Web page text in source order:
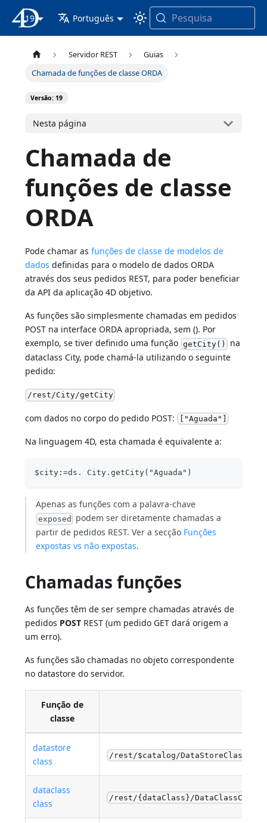
Documentação 4D
19 Português Pesquisa
Servidor REST
Guias
Chamada de funções de classe ORDA
Versão: 19
Nesta página
Chamada de
funções de classe
ORDA
Pode chamar asfunções de classe de modelos de
dados definidas para o modelo de dados ORDA
através dos seus pedidos REST, para poder beneficiar
da API da aplicação 4D objetivo.
As funções são simplesmente chamadas em pedidos
POST na interface ORDA apropriada, sem (). Por
exemplo, se tiver definido uma função getCity() na
dataclass City, pode chamá-la utilizando o seguinte
pedido:
/rest/City/getCity
com dados no corpo do pedido POST: ["Aguada"]
Na linguagem 4D, esta chamada é equivalente a:
$city:=ds. City.getCity("Aguada")
Apenas as funções com a palavra-chave
exposed podem ser diretamente chamadas a
partir de pedidos REST. Ver a secção Funções
expostas vs não expostas.
Chamadas funções
As funções têm de ser sempre chamadas através de
pedidos POST REST (um pedido GET dará origem a
um erro).
As funções são chamadas no objeto correspondente
no datastore do servidor.
Função de
classe
datastore
class
/rest/$catalog/
dataclass
class
/rest/{dataClass}/